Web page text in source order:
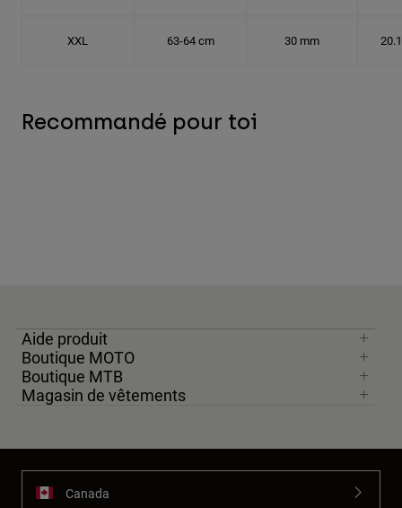
XXL 63-64 cm 30 mm
Recommandé pour toi
Aide produit
Boutique MOTO
Boutique MTB
Magasin de vêtements
Canada